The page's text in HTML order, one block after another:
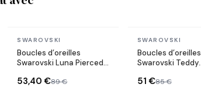
En stock
SWAROVSKI
Boucles d’oreilles
Swarovski Luna Pierced
cristaux
53,40 €89 €
En stock
SWAROVSKI
Boucles d’oreilles
Swarovski Teddy
rose
51 €85 €